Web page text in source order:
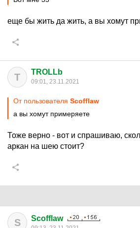
еще бы жить да жить, а вы хомут
T TROLLb
09:01, 23.11.2021
От пользователя Scofflaw
а вы хомут примеряете
Тоже верно - вот и спрашиваю,
аркан на шею стоит?
S Scofflaw